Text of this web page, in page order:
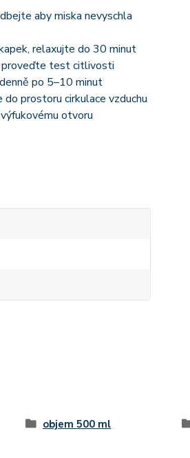
aby miska nevyschla
relaxujte do 30 minut
proveďte test citlivosti
po 5–10 minut
prostoru cirkulace vzduchu
otvoru
objem 500 ml